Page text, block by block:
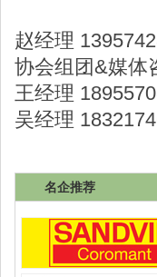
赵经理
协会组团&媒体
王经理
吴经理
名企推荐